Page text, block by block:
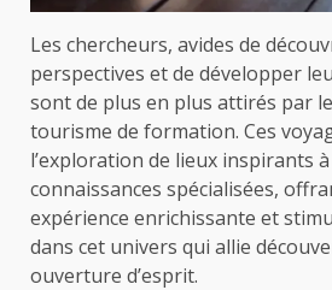
Les chercheurs, avides de
perspectives et de développer
sont de plus en plus attirés par
tourisme de formation. Ces
l’exploration de lieux inspirants à
connaissances spécialisées,
expérience enrichissante et
dans cet univers qui allie
ouverture d’esprit.